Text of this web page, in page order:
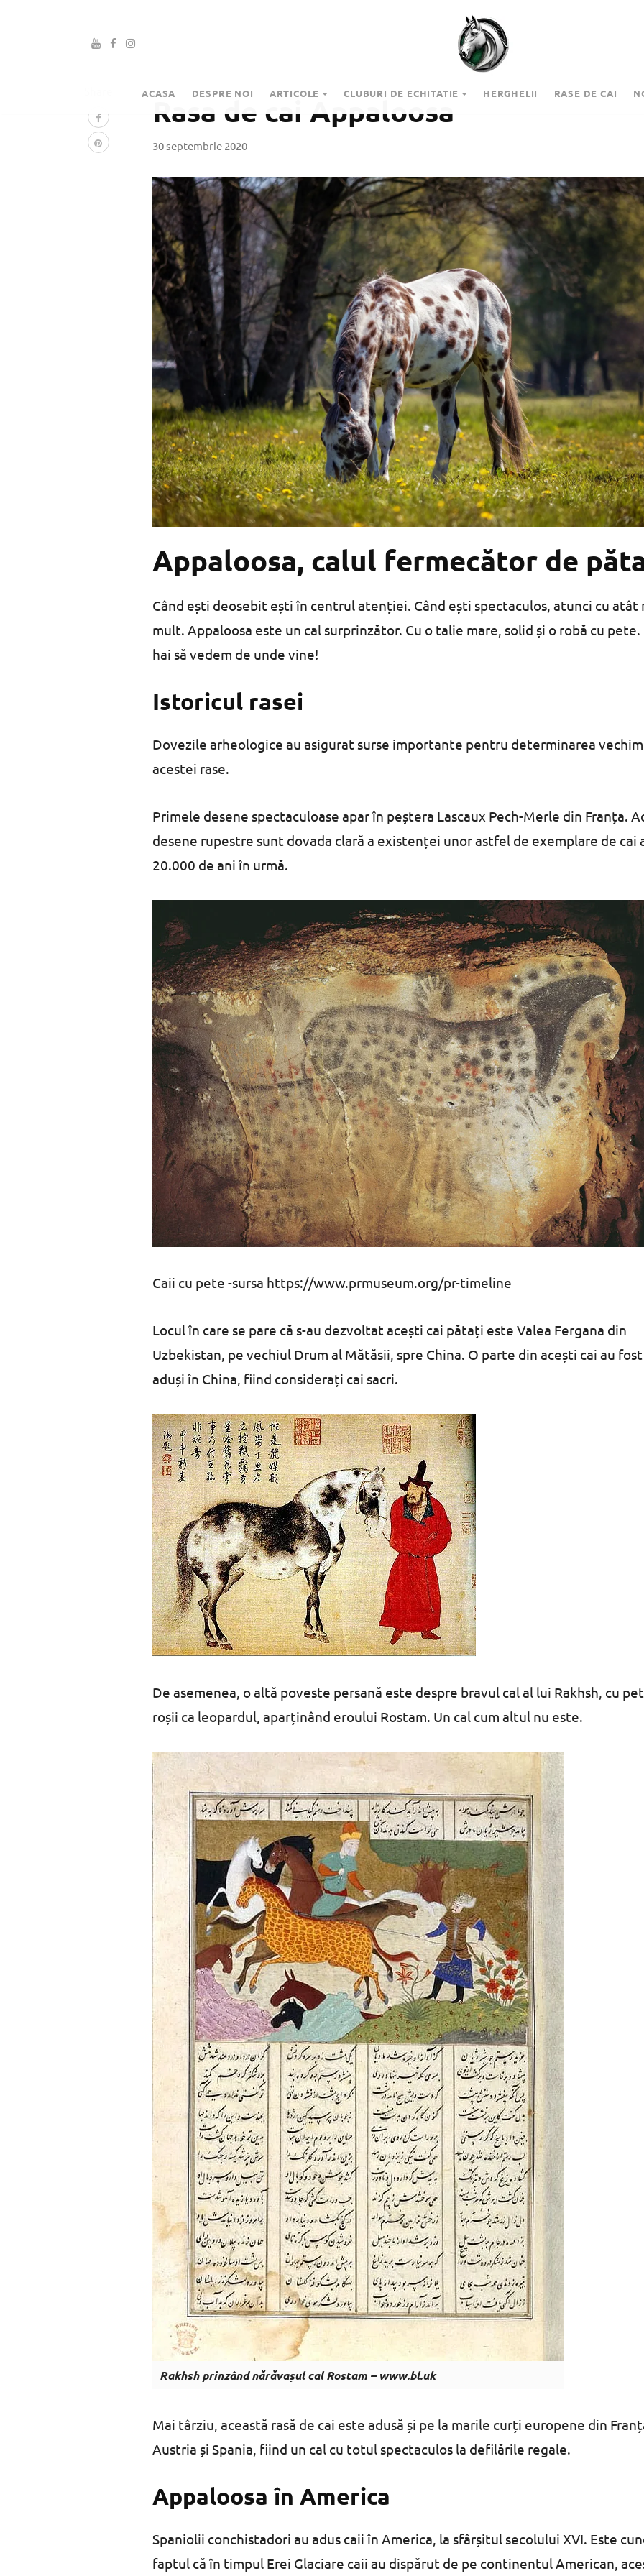
ACASA DESPRE NOI ARTICOLE CLUBURI DE ECHITATIE HERGHELII RASE DE CAI
Rasa de cai Appaloosa
30 septembrie 2020
Appaloosa, calul fermecător de
Când ești deosebit ești în centrul atenției. Când ești spectaculos, atunci cu atât
mult. Appaloosa este un cal surprinzător. Cu o talie mare, solid și o robă cu pete.
hai să vedem de unde vine!
Istoricul rasei
Dovezile arheologice au asigurat surse importante pentru determinarea
acestei rase.
Primele desene spectaculoase apar în peștera Lascaux Pech-Merle din Franța.
desene rupestre sunt dovada clară a existenței unor astfel de exemplare de cai
20.000 de ani în urmă.
Caii cu pete -sursa https://www.prmuseum.org/pr-timeline
Locul în care se pare că s-au dezvoltat acești cai pătați este Valea Fergana din
Uzbekistan, pe vechiul Drum al Mătăsii, spre China. O parte din acești cai au fost
aduși în China, fiind considerați cai sacri.
De asemenea, o altă poveste persană este despre bravul cal al lui Rakhsh, cu
roșii ca leopardul, aparținând eroului Rostam. Un cal cum altul nu este.
Rakhsh prinzând nărăvașul cal Rostam – www.bl.uk
Mai târziu, această rasă de cai este adusă și pe la marile curți europene din
Austria și Spania, fiind un cal cu totul spectaculos la defilările regale.
Appaloosa în America
Spaniolii conchistadori au adus caii în America, la sfârșitul secolului XVI. Este
faptul că în timpul Erei Glaciare caii au dispărut de pe continentul American,